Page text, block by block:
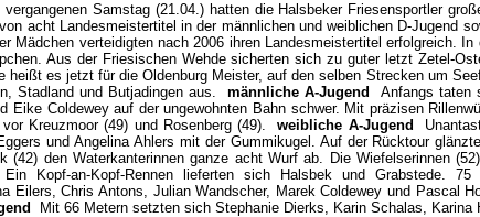
vergangenen Samstag (21.04.) hatten die Halsbeker Friesensportler
acht Landesmeistertitel in der männlichen und weiblichen D-Jugend
Mädchen verteidigten nach 2006 ihren Landesmeistertitel erfolgreich.
Aus der Friesischen Wehde sicherten sich zu guter letzt Zetel-
heißt es jetzt für die Oldenburg Meister, auf den selben Strecken um
Stadland und Butjadingen aus.männliche A-JugendAnfangs taten
Eike Coldewey auf der ungewohnten Bahn schwer. Mit präzisen
vor Kreuzmoor (49) und Rosenberg (49).weibliche A-Jugend
und Angelina Ahlers mit der Gummikugel. Auf der Rücktour
(42) den Waterkanterinnen ganze acht Wurf ab. Die Wiefelserinnen
Ein Kopf-an-Kopf-Rennen lieferten sich Halsbek und Grabstede.
Eilers, Chris Antons, Julian Wandscher, Marek Coldewey und Pascal
Mit 66 Metern setzten sich Stephanie Dierks, Karin Schalas,